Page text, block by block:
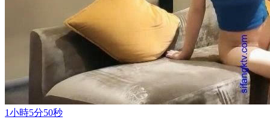
1小時5分50秒